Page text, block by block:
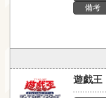
備考
遊戯王